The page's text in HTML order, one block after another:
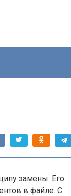
замены. Его
в файле. С